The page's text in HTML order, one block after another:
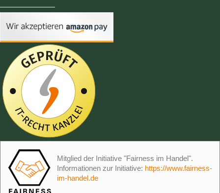
Mitglied der Initiative "Fairness im Handel".
Informationen zur Initiative: https://www.fairness-
im-handel.de